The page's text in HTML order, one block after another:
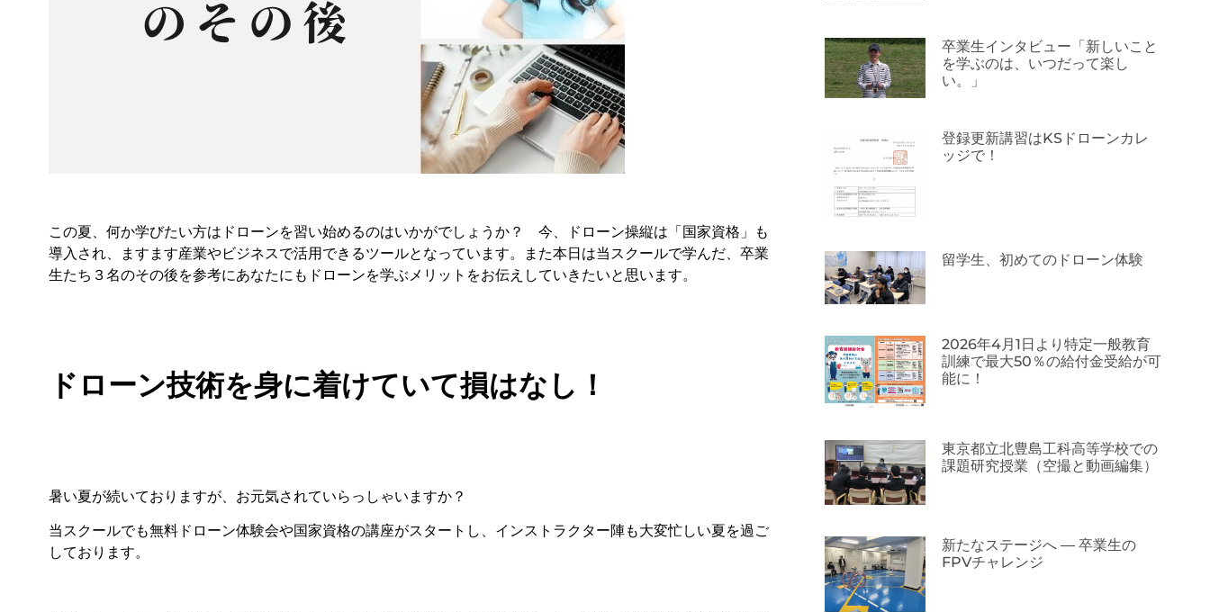
この夏、何か学びたい方はドローンを習い始めるのはいかがでしょうか？ 今、ドローン操縦は「国家資格」も
導入され、ますます産業やビジネスで活用できるツールとなっています。また本日は当スクールで学んだ、卒業
生たち３名のその後を参考にあなたにもドローンを学ぶメリットをお伝えしていきたいと思います。
ドローン技術を身に着けていて損はなし！
暑い夏が続いておりますが、お元気されていらっしゃいますか？
当スクールでも無料ドローン体験会や国家資格の講座がスタートし、インストラクター陣も大変忙しい夏を過ご
しております。
卒業生インタビュー「新しいこと
を学ぶのは、いつだって楽し
い。」
登録更新講習はKSドローンカレ
ッジで！
留学生、初めてのドローン体験
2026年4月1日より特定一般教育
訓練で最大50％の給付金受給が可
能に！
東京都立北豊島工科高等学校での
課題研究授業（空撮と動画編集）
新たなステージへ ― 卒業生の
FPVチャレンジ